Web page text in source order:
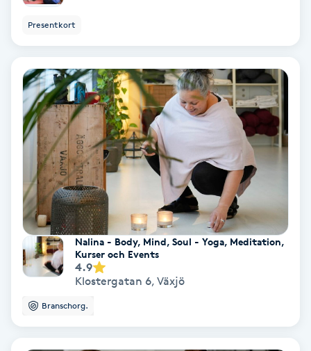
Coachning
Cryoterapi
Damklippning
Dermapen
Diamantslipning
Extensions
Presentkort
Nalina - Body, Mind, Soul - Yoga, Meditation,
Kurser och Events
4.9
Klostergatan 6, Växjö
Branschorg.